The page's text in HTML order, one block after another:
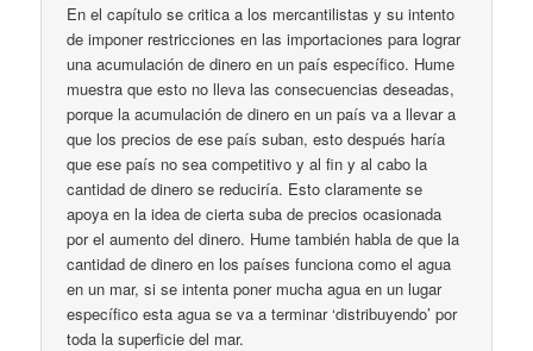
En el capítulo se critica a los mercantilistas y su intento
de imponer restricciones en las importaciones para lograr
una acumulación de dinero en un país específico. Hume
muestra que esto no lleva las consecuencias deseadas,
porque la acumulación de dinero en un país va a llevar a
que los precios de ese país suban, esto después haría
que ese país no sea competitivo y al fin y al cabo la
cantidad de dinero se reduciría. Esto claramente se
apoya en la idea de cierta suba de precios ocasionada
por el aumento del dinero. Hume también habla de que la
cantidad de dinero en los países funciona como el agua
en un mar, si se intenta poner mucha agua en un lugar
específico esta agua se va a terminar ‘distribuyendo’ por
toda la superficie del mar.